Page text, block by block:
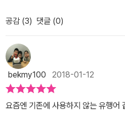
어려운 것 같지 않은데 글씨가 영문
기도 하고(영어라 그런 거겠죠) 왠지
느낌에....아이와 더욱 즐겁게 즐길 수
나중에 이 작가 책 모아 보려고요 ㅎ
7년 볼로냐 라가치 상 수상이라는 금
화제작 <책의 아이> 는요. 올리버 제
타이포그래피 아티스트 샘 윈스턴이
기 때문에, 그리고 이 책이 고전문학
공감 (3) 댓글 (0)
bekmy100 2018-01-12
요즘엔 기존에 사용하지 않는 유행어